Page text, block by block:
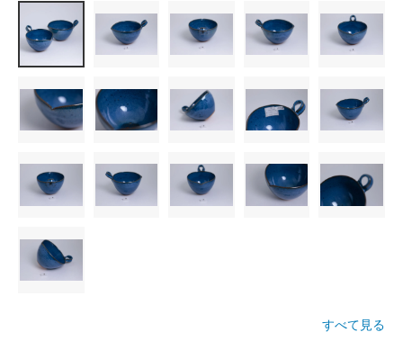
すべて見る